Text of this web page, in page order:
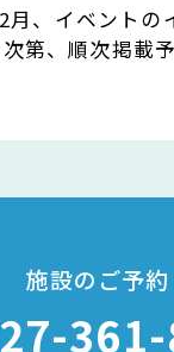
月、イベントの
第、順次掲載予
施設のご予約